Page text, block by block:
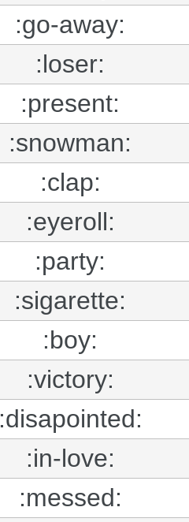
:go-away:
:loser:
:present:
:snowman:
:clap:
:eyeroll:
:party:
:sigarette:
:boy:
:victory:
:disapointed:
:in-love:
:messed: